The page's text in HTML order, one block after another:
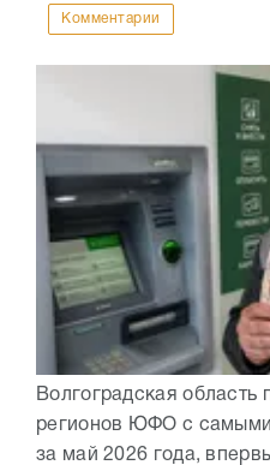
Комментарии
Волгоградская область
регионов ЮФО с
за май 2026 года,